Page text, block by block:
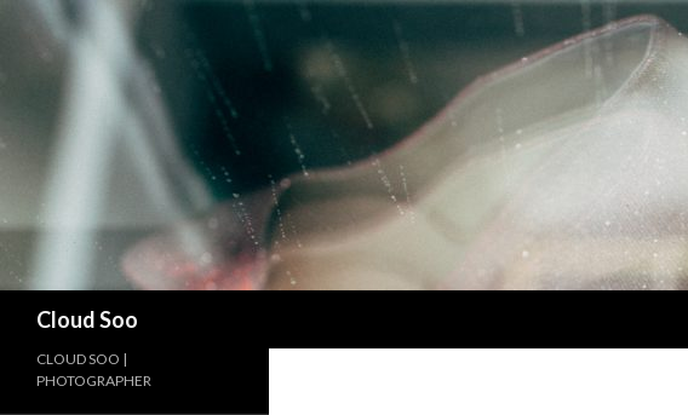
Cloud Soo
CLOUD SOO |
PHOTOGRAPHER